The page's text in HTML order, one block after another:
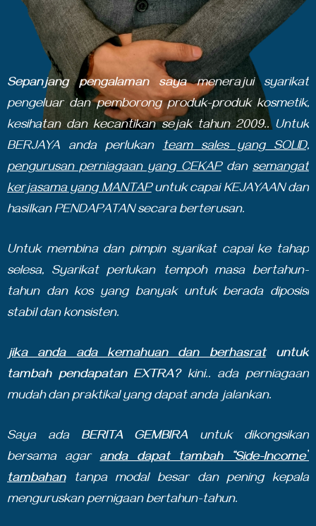
Sepanjang pengalaman sayamenerajui syarikat
pengeluar dan pemborong produk-produk kosmetik,
kesihatan dan kecantikan sejak tahun 2009.. Untuk
BERJAYA anda perlukanteam sales yang SOLID,
pengurusan perniagaan yang CEKAPdansemangat
kerjasama yang MANTAPuntuk capai KEJAYAAN dan
hasilkan PENDAPATAN secara berterusan.
Untuk membina dan pimpin syarikat capai ke tahap
selesa, Syarikat perlukan tempoh masa bertahun-
tahun dan kos yang banyak untuk berada diposisi
stabil dan konsisten.
jika anda ada kemahuan dan berhasratuntuk
tambah pendapatan EXTRA?kini.. ada perniagaan
mudah dan praktikal yang dapat anda jalankan.
Saya ada BERITA GEMBIRAuntuk dikongsikan
bersama agaranda dapat tambah “Side-Income”
tambahantanpa modal besar dan pening kepala
menguruskan pernigaan bertahun-tahun.